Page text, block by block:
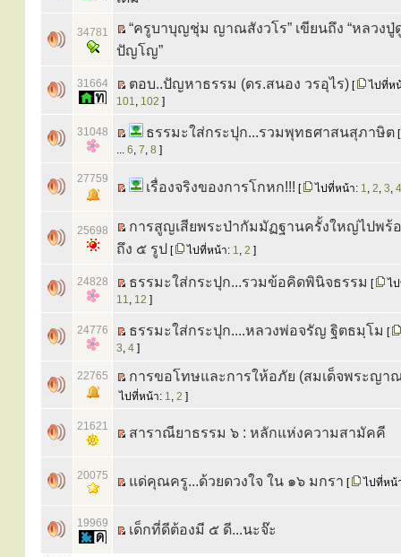
34781
“ครูบาบุญชุ่ม ญาณสังวโร” เขียนถึง “หลวง
ปัญโญ”
31664 ตอบ..ปัญหาธรรม (ดร.สนอง วรอุไร) [
ไปที่ห
101, 102 ]
31048 ธรรมะใส่กระปุก...รวมพุทธศาสนสุภาษิต
... 6, 7, 8 ]
27759
เรื่องจริงของการโกหก!!! [ ไปที่หน้า: 1, 2, 3, 4
25698
การสูญเสียพระป่ากัมมัฏฐานครั้งใหญ่ไปพร้
ถึง ๕ รูป [ ไปที่หน้า: 1, 2 ]
24828 ธรรมะใส่กระปุก...รวมข้อคิดพินิจธรรม [
ไ
11, 12 ]
24776 ธรรมะใส่กระปุก....หลวงพ่อจรัญ ฐิตธมฺโม [
3, 4 ]
22765 การขอโทษและการให้อภัย (สมเด็จพระญา
ไปที่หน้า: 1, 2 ]
21621 สาราณียาธรรม ๖ : หลักแห่งความสามัคคี
20075 แด่คุณครู...ด้วยดวงใจ ใน ๑๖ มกรา [ ไปที่หน้
19969 เด็กที่ดีต้องมี ๕ ดี...นะจ๊ะ